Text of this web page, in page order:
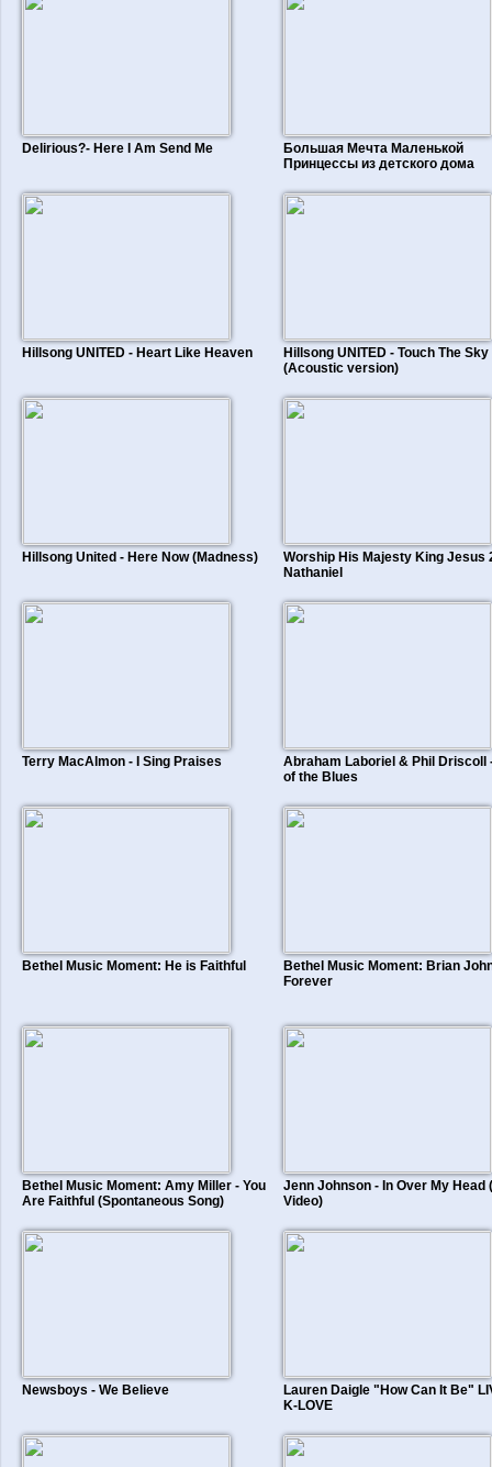
Delirious?- Here I Am Send Me
Большая Мечта Маленькой
Принцессы из детского дома
Hillsong UNITED - Heart Like Heaven
Hillsong UNITED - Touch The Sky
(Acoustic version)
Hillsong United - Here Now (Madness)
Worship His Majesty King Jesus
Nathaniel
Terry MacAlmon - I Sing Praises
Abraham Laboriel & Phil Driscoll
of the Blues
Bethel Music Moment: He is Faithful
Bethel Music Moment: Brian
Forever
Bethel Music Moment: Amy Miller - You
Are Faithful (Spontaneous Song)
Jenn Johnson - In Over My Head
Video)
Newsboys - We Believe
Lauren Daigle "How Can It Be"
K-LOVE